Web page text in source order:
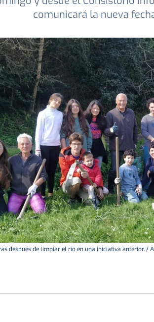
comunicará la nueva
después de limpiar el río en una iniciativa anterior. /